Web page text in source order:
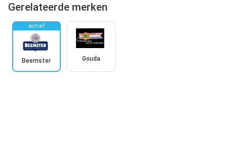
Gerelateerde merken
actief
Beemster Gouda